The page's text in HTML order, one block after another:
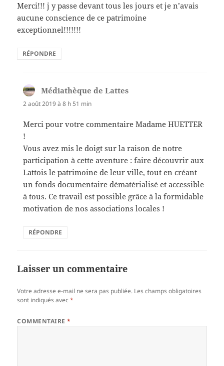
Merci!!! j y passe devant tous les jours et je n’avais
aucune conscience de ce patrimoine
exceptionnel!!!!!!!
RÉPONDRE
Médiathèque de Lattes
2 août 2019 à 8 h 51 min
Merci pour votre commentaire Madame HUETTER
!
Vous avez mis le doigt sur la raison de notre
participation à cette aventure : faire découvrir aux
Lattois le patrimoine de leur ville, tout en créant
un fonds documentaire dématérialisé et accessible
à tous. Ce travail est possible grâce à la formidable
motivation de nos associations locales !
RÉPONDRE
Laisser un commentaire
Votre adresse e-mail ne sera pas publiée. Les champs obligatoires
sont indiqués avec*
COMMENTAIRE*